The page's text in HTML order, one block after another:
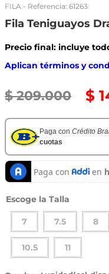
FILA - Referencia: 61263
Fila Teniguayos
Precio final: incluye
Aplican términos y
$ 209.000 $
Paga con Crédito
cuotas
Talla
7 7.5 8
10.5 11